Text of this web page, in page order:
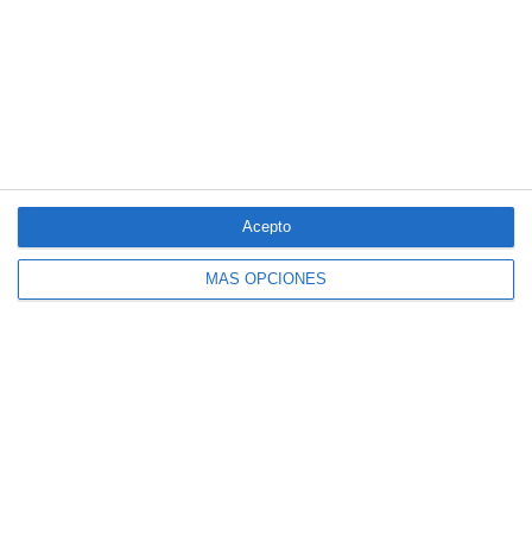
MÁS OPCIONES
Acepto